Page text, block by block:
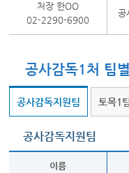
처장 한OO
02-2290-6900
공
공사감독1처 팀
공사감독지원팀 토목1
공사감독지원팀
이름